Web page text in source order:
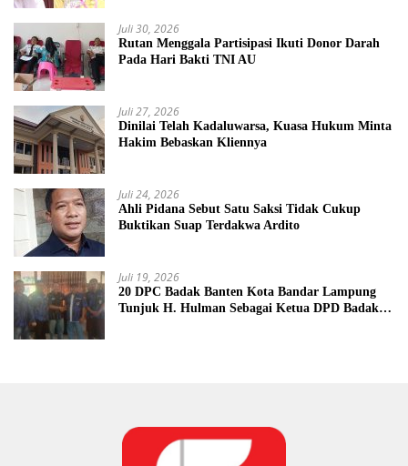
Juli 30, 2026
Rutan Menggala Partisipasi Ikuti Donor Darah
Pada Hari Bakti TNI AU
Juli 27, 2026
Dinilai Telah Kadaluwarsa, Kuasa Hukum Minta
Hakim Bebaskan Kliennya
Juli 24, 2026
Ahli Pidana Sebut Satu Saksi Tidak Cukup
Buktikan Suap Terdakwa Ardito
Juli 19, 2026
20 DPC Badak Banten Kota Bandar Lampung
Tunjuk H. Hulman Sebagai Ketua DPD Badak